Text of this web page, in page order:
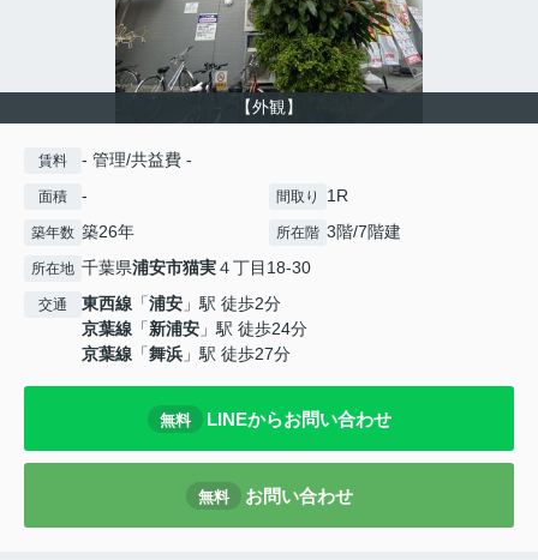
【外観】
賃料 - 管理/共益費 -
面積 - 間取り 1R
築年数 築26年 所在階 3階/7階建
所在地 千葉県浦安市猫実４丁目18-30
交通 東西線 「浦安 」駅 徒歩2分
京葉線 「新浦安 」駅 徒歩24分
京葉線 「舞浜 」駅 徒歩27分
無料 LINEからお問い合わせ
無料 お問い合わせ